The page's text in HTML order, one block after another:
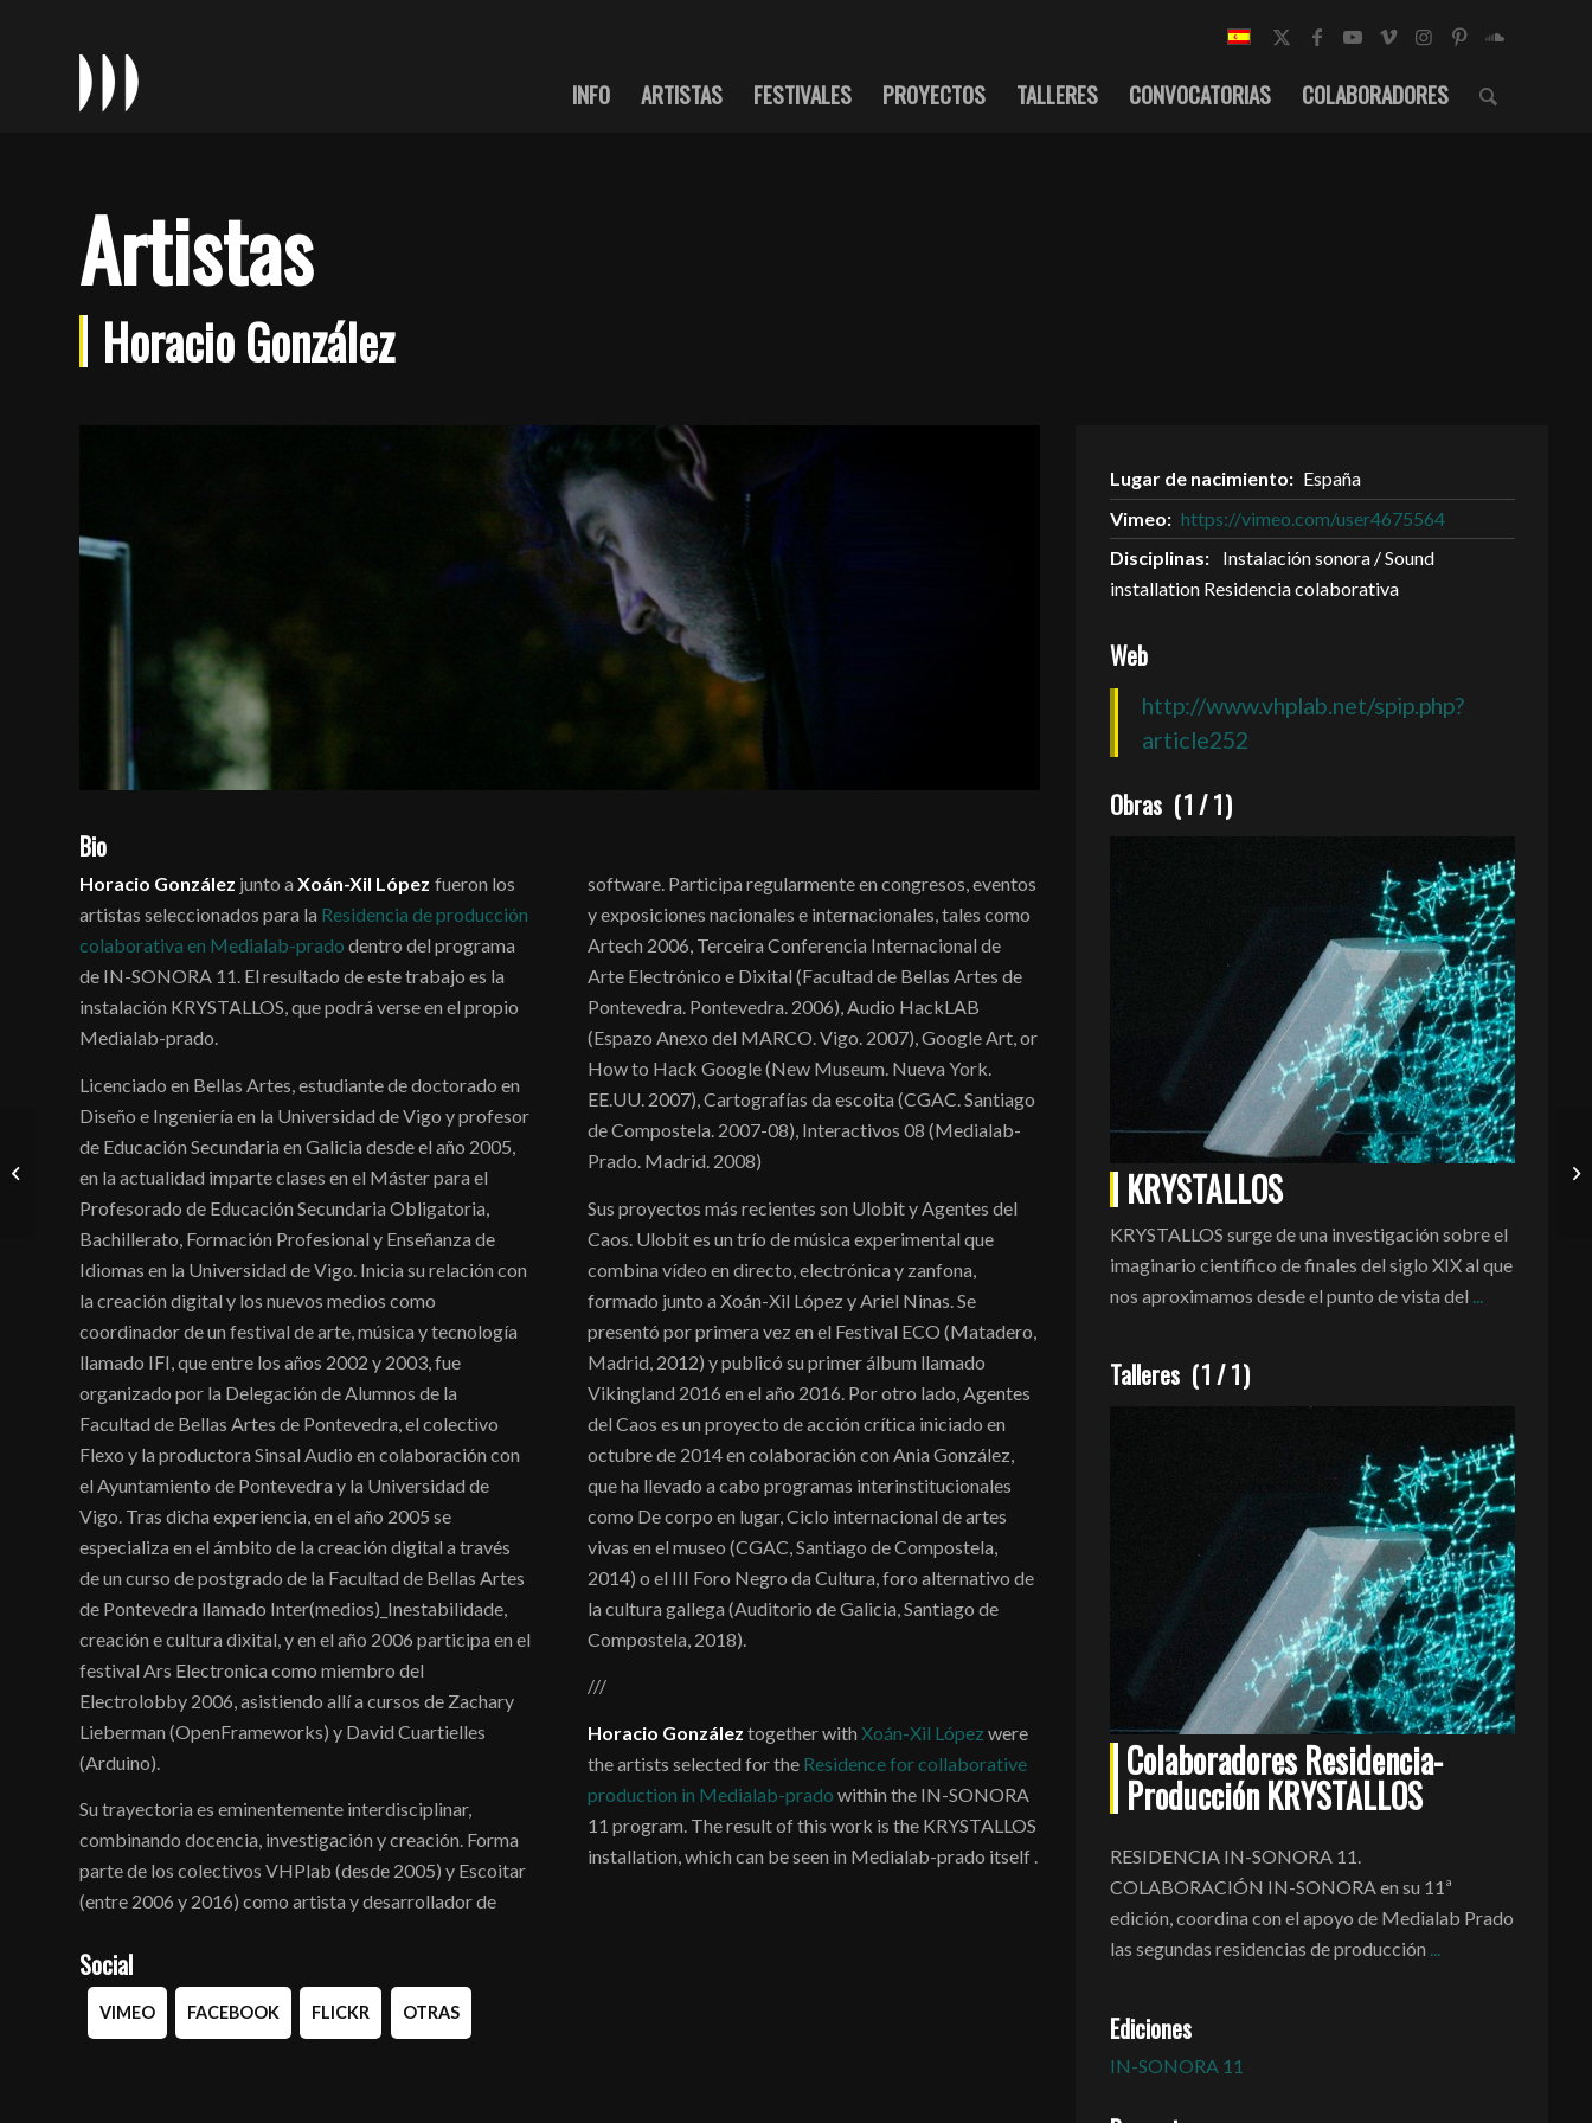
INFO ARTISTAS FESTIVALES PROYECTOS TALLERES CONVOCATORIAS COLABORADORES
Artistas
Horacio González
Bio
Horacio González junto a Xoán-Xil López fueron los
artistas seleccionados para la Residencia de producción
colaborativa en Medialab-prado dentro del programa
de IN-SONORA 11. El resultado de este trabajo es la
instalación KRYSTALLOS, que podrá verse en el propio
Medialab-prado.
Licenciado en Bellas Artes, estudiante de doctorado en
Diseño e Ingeniería en la Universidad de Vigo y profesor
de Educación Secundaria en Galicia desde el año 2005,
en la actualidad imparte clases en el Máster para el
Profesorado de Educación Secundaria Obligatoria,
Bachillerato, Formación Profesional y Enseñanza de
Idiomas en la Universidad de Vigo. Inicia su relación con
la creación digital y los nuevos medios como
coordinador de un festival de arte, música y tecnología
llamado IFI, que entre los años 2002 y 2003, fue
organizado por la Delegación de Alumnos de la
Facultad de Bellas Artes de Pontevedra, el colectivo
Flexo y la productora Sinsal Audio en colaboración con
el Ayuntamiento de Pontevedra y la Universidad de
Vigo. Tras dicha experiencia, en el año 2005 se
especializa en el ámbito de la creación digital a través
de un curso de postgrado de la Facultad de Bellas Artes
de Pontevedra llamado Inter(medios)_Inestabilidade,
creación e cultura dixital, y en el año 2006 participa en el
festival Ars Electronica como miembro del
Electrolobby 2006, asistiendo allí a cursos de Zachary
Lieberman (OpenFrameworks) y David Cuartielles
(Arduino).
Su trayectoria es eminentemente interdisciplinar,
combinando docencia, investigación y creación. Forma
parte de los colectivos VHPlab (desde 2005) y Escoitar
(entre 2006 y 2016) como artista y desarrollador de
software. Participa regularmente en congresos, eventos
y exposiciones nacionales e internacionales, tales como
Artech 2006, Terceira Conferencia Internacional de
Arte Electrónico e Dixital (Facultad de Bellas Artes de
Pontevedra. Pontevedra. 2006), Audio HackLAB
(Espazo Anexo del MARCO. Vigo. 2007), Google Art, or
How to Hack Google (New Museum. Nueva York.
EE.UU. 2007), Cartografías da escoita (CGAC. Santiago
de Compostela. 2007-08), Interactivos 08 (Medialab-
Prado. Madrid. 2008)
Sus proyectos más recientes son Ulobit y Agentes del
Caos. Ulobit es un trío de música experimental que
combina vídeo en directo, electrónica y zanfona,
formado junto a Xoán-Xil López y Ariel Ninas. Se
presentó por primera vez en el Festival ECO (Matadero,
Madrid, 2012) y publicó su primer álbum llamado
Vikingland 2016 en el año 2016. Por otro lado, Agentes
del Caos es un proyecto de acción crítica iniciado en
octubre de 2014 en colaboración con Ania González,
que ha llevado a cabo programas interinstitucionales
como De corpo en lugar, Ciclo internacional de artes
vivas en el museo (CGAC, Santiago de Compostela,
2014) o el III Foro Negro da Cultura, foro alternativo de
la cultura gallega (Auditorio de Galicia, Santiago de
Compostela, 2018).
///
Horacio González together withXoán-Xil López were
the artists selected for the Residence for collaborative
production in Medialab-prado within the IN-SONORA
11 program. The result of this work is the KRYSTALLOS
installation, which can be seen in Medialab-prado itself .
Social
VIMEO FACEBOOK FLICKR OTRAS
Lugar de nacimiento: España
Vimeo: https://vimeo.com/user4675564
Disciplinas:
Instalación sonora / Sound
installation Residencia colaborativa
Web
http://www.vhplab.net/spip.php?
article252
Obras (1 /1)
KRYSTALLOS
KRYSTALLOS surge de una investigación sobre el
imaginario científico de finales del siglo XIX al que
nos aproximamos desde el punto de vista del ...
Talleres (1 /1)
Colaboradores Residencia-
Producción KRYSTALLOS
RESIDENCIA IN-SONORA 11.
COLABORACIÓN IN-SONORA en su 11ª
edición, coordina con el apoyo de Medialab Prado
las segundas residencias de producción ...
Ediciones
IN-SONORA 11
Elizabeth Withstandley